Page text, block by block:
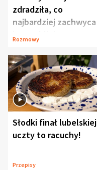
zdradziła, co
najbardziej zachwyca
ją w Lublinie
Rozmowy
Słodki finał lubelskiej
uczty to racuchy!
Przepisy